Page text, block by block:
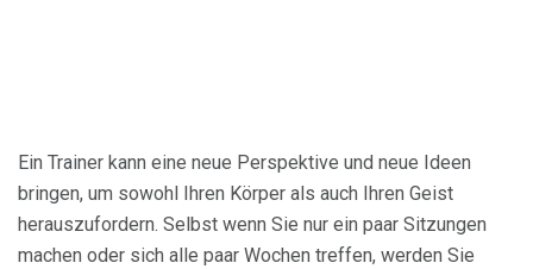
Ein Trainer kann eine neue Perspektive und neue Ideen
bringen, um sowohl Ihren Körper als auch Ihren Geist
herauszufordern. Selbst wenn Sie nur ein paar Sitzungen
machen oder sich alle paar Wochen treffen, werden Sie